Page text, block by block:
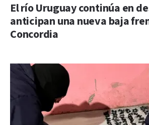
El río Uruguay continúa en
anticipan una nueva baja
Concordia